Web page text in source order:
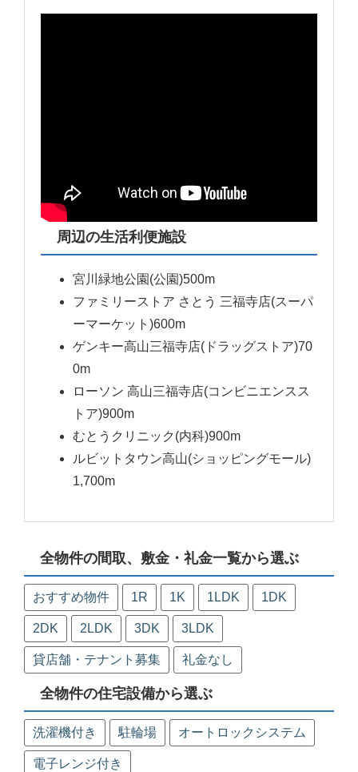
周辺の生活利便施設
宮川緑地公園(公園)500m
ファミリーストア さとう 三福寺店(スーパ
ーマーケット)600m
ゲンキー高山三福寺店(ドラッグストア)70
0m
ローソン 高山三福寺店(コンビニエンスス
トア)900m
むとうクリニック(内科)900m
ルビットタウン高山(ショッピングモール)
1,700m
全物件の間取、敷金・礼金一覧から選ぶ
おすすめ物件 1R 1K 1LDK 1DK
2DK 2LDK 3DK 3LDK
貸店舗・テナント募集 礼金なし
全物件の住宅設備から選ぶ
洗濯機付き 駐輪場 オートロックシステム
電子レンジ付き